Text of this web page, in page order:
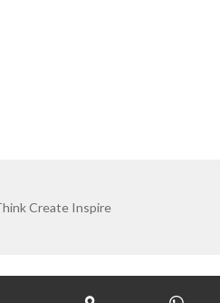
Create Inspire